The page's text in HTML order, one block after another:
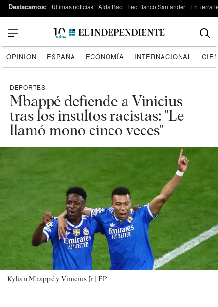
Destacamos: Últimas noticias Aída Bao Fed Banco Santander En tierra
OPINIÓN ESPAÑA ECONOMÍA INTERNACIONAL
DEPORTES
Mbappé defiende a Vinicius
tras los insultos racistas: "Le
llamó mono cinco veces"
Kylian Mbappé y Vinicius Jr |EP